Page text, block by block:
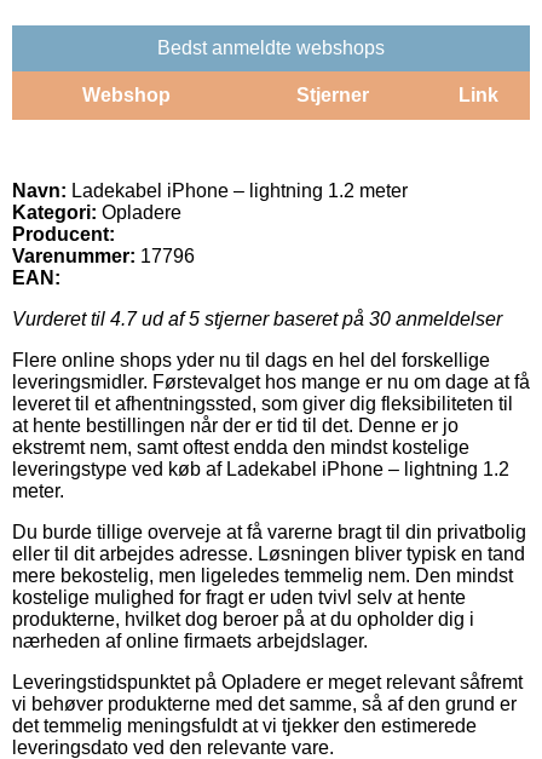
Bedst anmeldte webshops
Webshop Stjerner Link
Navn: Ladekabel iPhone – lightning 1.2 meter
Kategori: Opladere
Producent:
Varenummer: 17796
EAN:
Vurderet til 4.7ud af 5 stjerner baseret på 30 anmeldelser
Flere online shops yder nu til dags en hel del forskellige
leveringsmidler. Førstevalget hos mange er nu om dage at få
leveret til et afhentningssted, som giver dig fleksibiliteten til
at hente bestillingen når der er tid til det. Denne er jo
ekstremt nem, samt oftest endda den mindst kostelige
leveringstype ved køb af Ladekabel iPhone – lightning 1.2
meter.
Du burde tillige overveje at få varerne bragt til din privatbolig
eller til dit arbejdes adresse. Løsningen bliver typisk en tand
mere bekostelig, men ligeledes temmelig nem. Den mindst
kostelige mulighed for fragt er uden tvivl selv at hente
produkterne, hvilket dog beroer på at du opholder dig i
nærheden af online firmaets arbejdslager.
Leveringstidspunktet på Opladere er meget relevant såfremt
vi behøver produkterne med det samme, så af den grund er
det temmelig meningsfuldt at vi tjekker den estimerede
leveringsdato ved den relevante vare.